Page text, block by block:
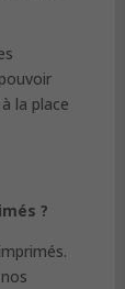
la place
?